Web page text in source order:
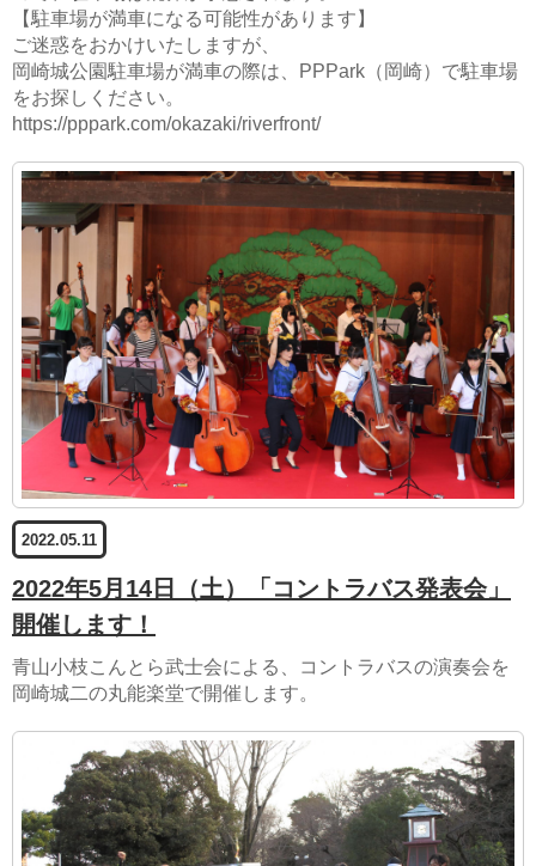
【駐車場が満車になる可能性があります】
ご迷惑をおかけいたしますが、
岡崎城公園駐車場が満車の際は、PPPark（岡崎）で駐車場
をお探しください。
https://pppark.com/okazaki/riverfront/
2022.05.11
2022年5月14日（土）「コントラバス発表会」
開催します！
青山小枝こんとら武士会による、コントラバスの演奏会を
岡崎城二の丸能楽堂で開催します。